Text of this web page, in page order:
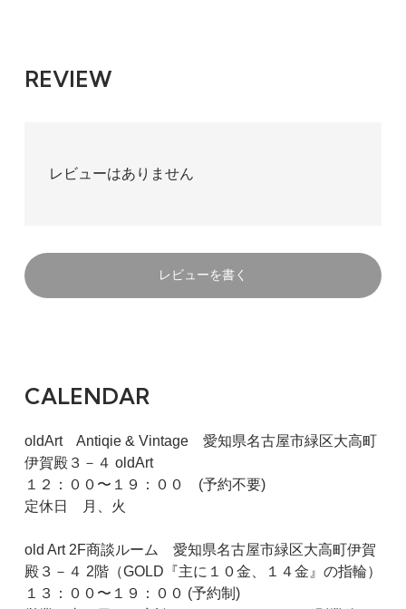
REVIEW
レビューはありません
レビューを書く
CALENDAR
oldArt Antiqie & Vintage 愛知県名古屋市緑区大高町
伊賀殿３－４ oldArt
１２：００〜１９：００ (予約不要)
定休日 月、火
old Art 2F商談ルーム 愛知県名古屋市緑区大高町伊賀
殿３－４ 2階（GOLD『主に１０金、１４金』の指輪）
１３：００〜１９：００ (予約制)